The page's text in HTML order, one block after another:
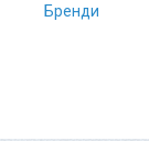
Бренди